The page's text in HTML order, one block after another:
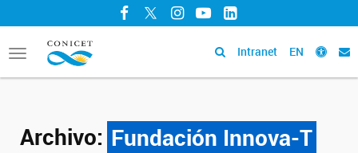
Facebook
TwitterInstagram
YouTubeLinkedIn
Toggle
navigation
Intranet EN
Archivo: Fundación Innova-T